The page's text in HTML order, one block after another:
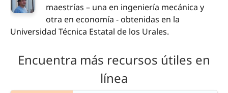
maestrías – una en ingeniería mecánica y
otra en economía - obtenidas en la
Universidad Técnica Estatal de los Urales.
Encuentra más recursos útiles en
línea